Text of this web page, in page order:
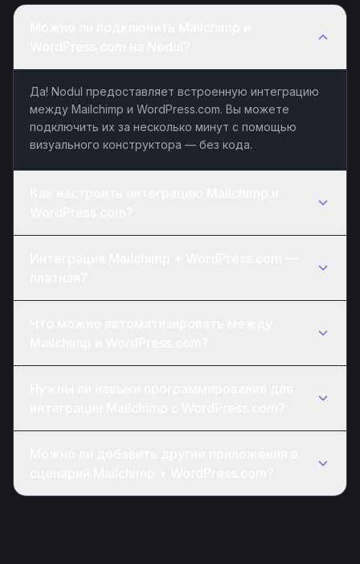
Да! Nodul предоставляет встроенную интеграцию
между Mailchimp и WordPress.com. Вы можете
подключить их за несколько минут с помощью
визуального конструктора — без кода.